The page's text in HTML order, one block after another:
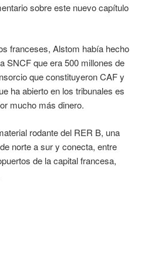
sobre este nuevo capítulo
franceses, Alstom había hecho
SNCF que era 500 millones de
que constituyeron CAF y
ha abierto en los tribunales es
mucho más dinero.
rodante del RER B, una
norte a sur y conecta, entre
de la capital francesa,